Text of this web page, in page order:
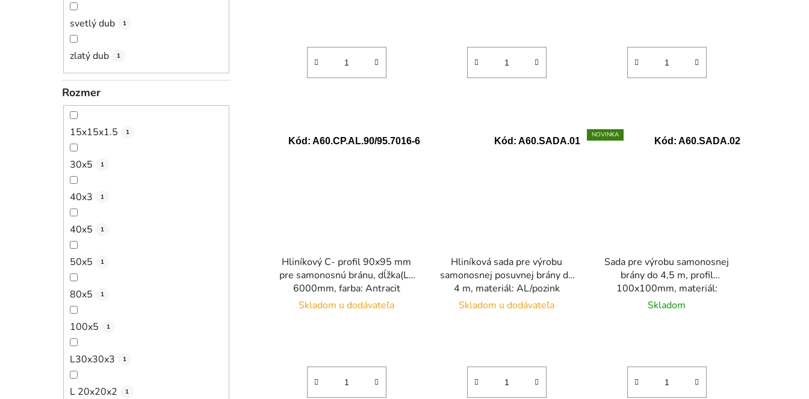
svetlý dub 1
zlatý dub 1
Rozmer
15x15x1.5 1
30x5 1
40x3 1
40x5 1
50x5 1
80x5 1
100x5 1
L30x30x3 1
L 20x20x2 1
Hliníkový C- profil 90x95 mm
pre samonosnú bránu, dĺžka(L):
6000mm, farba: Antracit
RAL7016, materiál: hliník AL
Skladom u dodávateľa
Kód: A60.CP.AL.90/95.7016-6
Hliníková sada pre výrobu
samonosnej posuvnej brány do
4 m, materiál: AL/pozink
Skladom u dodávateľa
Kód: A60.SADA.01
NOVINKA
Sada pre výrobu samonosnej
brány do 4,5 m, profil
100x100mm, materiál:
hlinik/pozink
Skladom
Kód: A60.SADA.02